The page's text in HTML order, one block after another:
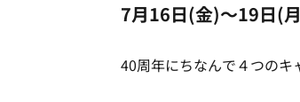
7月16日(金)～19日(
40周年にちなんで４つのキ